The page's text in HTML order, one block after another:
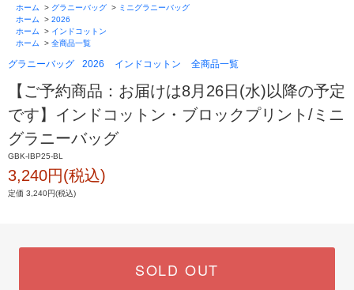
ホーム > グラニーバッグ > ミニグラニーバッグ
ホーム
> 2026
ホーム
> インドコットン
ホーム
> 全商品一覧
グラニーバッグ 2026 インドコットン 全商品一覧
【ご予約商品：お届けは8月26日(水)以降の予定
です】インドコットン・ブロックプリント/ミニ
グラニーバッグ
GBK-IBP25-BL
3,240円(税込)
定価 3,240円(税込)
SOLD OUT